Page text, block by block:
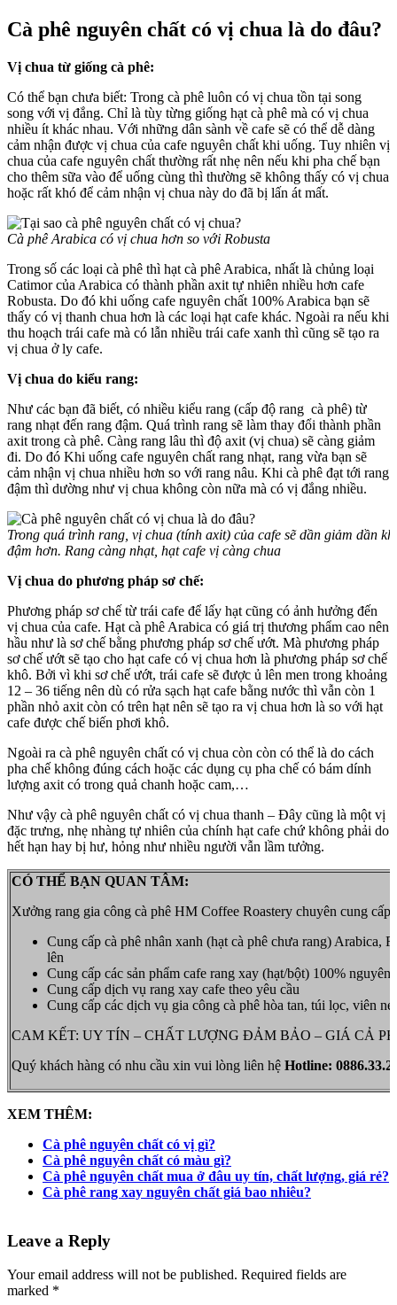
Cà phê nguyên chất có vị chua là do đâu?
Vị chua từ giống cà phê:
Có thể bạn chưa biết: Trong cà phê luôn có vị chua tồn tại song
song với vị đắng. Chỉ là tùy từng giống hạt cà phê mà có vị chua
nhiều ít khác nhau. Với những dân sành về cafe sẽ có thể dễ dàng
cảm nhận được vị chua của cafe nguyên chất khi uống. Tuy nhiên vị
chua của cafe nguyên chất thường rất nhẹ nên nếu khi pha chế bạn
cho thêm sữa vào để uống cùng thì thường sẽ không thấy có vị chua
hoặc rất khó để cảm nhận vị chua này do đã bị lấn át mất.
Cà phê Arabica có vị chua hơn so với Robusta
Trong số các loại cà phê thì hạt cà phê Arabica, nhất là chủng loại
Catimor của Arabica có thành phần axit tự nhiên nhiều hơn cafe
Robusta. Do đó khi uống cafe nguyên chất 100% Arabica bạn sẽ
thấy có vị thanh chua hơn là các loại hạt cafe khác. Ngoài ra nếu khi
thu hoạch trái cafe mà có lẫn nhiều trái cafe xanh thì cũng sẽ tạo ra
vị chua ở ly cafe.
Vị chua do kiểu rang:
Như các bạn đã biết, có nhiều kiểu rang (cấp độ rang cà phê) từ
rang nhạt đến rang đậm. Quá trình rang sẽ làm thay đổi thành phần
axit trong cà phê. Càng rang lâu thì độ axit (vị chua) sẽ càng giảm
đi. Do đó Khi uống cafe nguyên chất rang nhạt, rang vừa bạn sẽ
cảm nhận vị chua nhiều hơn so với rang nâu. Khi cà phê đạt tới rang
đậm thì dường như vị chua không còn nữa mà có vị đắng nhiều.
Trong quá trình rang, vị chua (tính axit) của cafe sẽ dần giảm dần
đậm hơn. Rang càng nhạt, hạt cafe vị càng chua
Vị chua do phương pháp sơ chế:
Phương pháp sơ chế từ trái cafe để lấy hạt cũng có ảnh hưởng đến
vị chua của cafe. Hạt cà phê Arabica có giá trị thương phẩm cao nên
hầu như là sơ chế bằng phương pháp sơ chế ướt. Mà phương pháp
sơ chế ướt sẽ tạo cho hạt cafe có vị chua hơn là phương pháp sơ chế
khô. Bởi vì khi sơ chế ướt, trái cafe sẽ được ủ lên men trong khoảng
12 – 36 tiếng nên dù có rửa sạch hạt cafe bằng nước thì vẫn còn 1
phần nhỏ axit còn có trên hạt nên sẽ tạo ra vị chua hơn là so với hạt
cafe được chế biến phơi khô.
Ngoài ra cà phê nguyên chất có vị chua còn còn có thể là do cách
pha chế không đúng cách hoặc các dụng cụ pha chế có bám dính
lượng axit có trong quả chanh hoặc cam,…
Như vậy cà phê nguyên chất có vị chua thanh – Đây cũng là một vị
đặc trưng, nhẹ nhàng tự nhiên của chính hạt cafe chứ không phải do
hết hạn hay bị hư, hỏng như nhiều người vẫn lầm tưởng.
CÓ THỂ BẠN QUAN TÂM:
Xưởng rang gia công cà phê HM Coffee Roastery chuyên cung cấp
Cung cấp cà phê nhân xanh (hạt cà phê chưa rang)
lên
Cung cấp các sản phẩm cafe rang xay (hạt/bột) 100% nguyên
Cung cấp dịch vụ rang xay cafe theo yêu cầu
Cung cấp các dịch vụ gia công cà phê hòa tan, túi lọc, viên
CAM KẾT: UY TÍN – CHẤT LƯỢNG ĐẢM BẢO – GIÁ CẢ
Quý khách hàng có nhu cầu xin vui lòng liên hệ Hotline:
XEM THÊM:
Cà phê nguyên chất có vị gì?
Cà phê nguyên chất có màu gì?
Cà phê nguyên chất mua ở đâu uy tín, chất lượng, giá rẻ?
Cà phê rang xay nguyên chất giá bao nhiêu?
Leave a Reply
Your email address will not be published. Required fields are
marked *